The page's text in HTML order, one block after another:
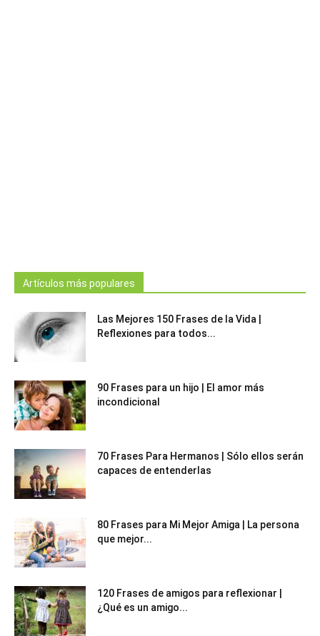
Artículos más populares
Las Mejores 150 Frases de la Vida |
Reflexiones para todos...
90 Frases para un hijo | El amor más
incondicional
70 Frases Para Hermanos | Sólo ellos serán
capaces de entenderlas
80 Frases para Mi Mejor Amiga | La persona
que mejor...
120 Frases de amigos para reflexionar |
¿Qué es un amigo...